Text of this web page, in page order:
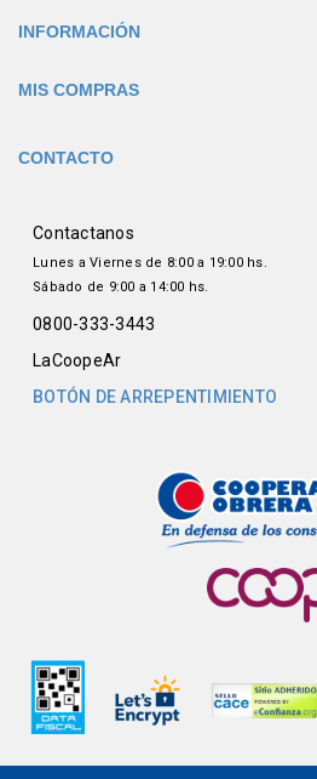
INFORMACIÓN
MIS COMPRAS
CONTACTO
Contactanos
Lunes a Viernes de 8:00 a 19:00 hs.
Sábado de 9:00 a 14:00 hs.
0800-333-3443
LaCoopeAr
BOTÓN DE ARREPENTIMIENTO